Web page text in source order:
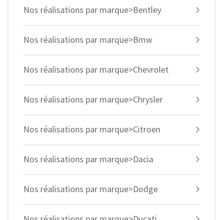
Nos réalisations par marque>Bentley
Nos réalisations par marque>Bmw
Nos réalisations par marque>Chevrolet
Nos réalisations par marque>Chrysler
Nos réalisations par marque>Citroen
Nos réalisations par marque>Dacia
Nos réalisations par marque>Dodge